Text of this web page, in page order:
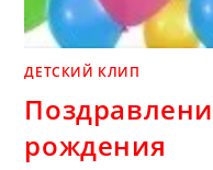
ДЕТСКИЙ КЛИП
рождения